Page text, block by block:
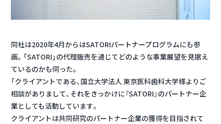
同社は2020年4月からはSATORIパートナープログラムにも参
画。「SATORI」の代理販売を通じてどのような事業展望を見据え
ているのかも伺った。
「クライアントである、国立大学法人 東京医科歯科大学様よりご
相談がありまして、それをきっかけに『SATORI』のパートナー企
業としても活動しています。
クライアントは共同研究のパートナー企業の獲得を目指されて